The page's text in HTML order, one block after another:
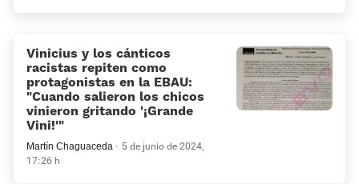
Vinicius y los cánticos
racistas repiten como
protagonistas en la EBAU:
«Cuando salieron los chicos
vinieron gritando '¡Grande
Vini!'»
Martín Chaguaceda
5 de junio de 2024,
17:26 h